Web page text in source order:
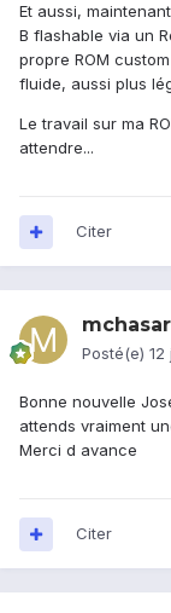
Et aussi,
B flashable via un
propre ROM
fluide, aussi plus
Le travail sur ma
attendre...
Citer
Posté(e) 12
Bonne nouvelle
attends vraiment
Merci d avance
Citer